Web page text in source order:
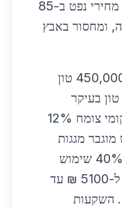
מקומית. גורמים גלובליים כוללים מחירי נפט ב-85
ומחסור באבץ
נתוני שוק 2026: ייצור ישראלי 450,000 טון
לוחות מגולוונים, יבוא 200,000 טון בעיקר
מקוריאה וטורקיה. בעכו, שוק מקומי צומח 12%
מגגות
חקלאיים ומבנים מודולריים, עם 40% שימוש
בתעשייה. תחזית: עליית מחירים ל-5100 ₪ עד
סוף 2026 עקב אינפלציה 4.5%. השקעות